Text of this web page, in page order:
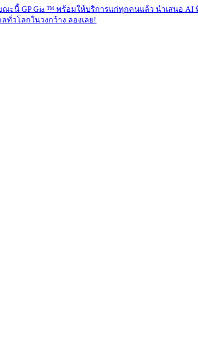
™ พร้อมให้บริการแก่ทุกคนแล้ว นำเสนอ AI ที่มีประสิท
งกว้าง ลองเลย!​​